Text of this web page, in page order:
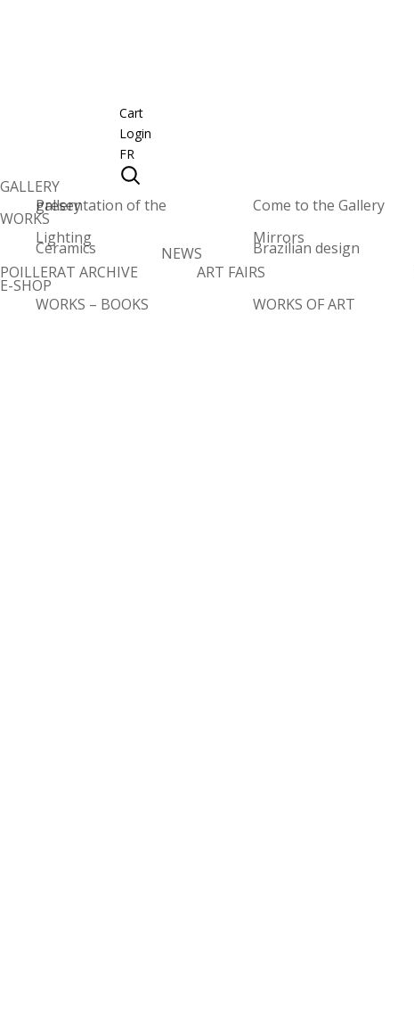
Cart
Login
FR
GALLERY
Presentation of the gallery
Come to the Gallery
WORKS
Lighting
Mirrors
Ceramics
Brazilian design
POILLERAT ARCHIVE
NEWS
ART FAIRS
E-SHOP
WORKS – BOOKS
WORKS OF ART